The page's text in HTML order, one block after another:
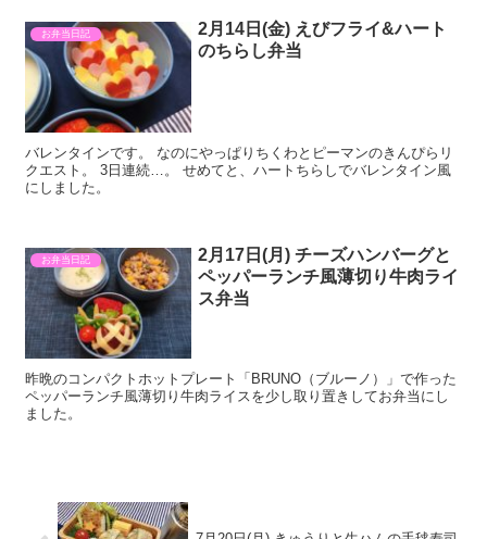
お弁当日記
2月14日(金) えびフライ&ハート
のちらし弁当
バレンタインです。 なのにやっぱりちくわとピーマンのきんぴらリ
クエスト。 3日連続…。 せめてと、ハートちらしでバレンタイン風
にしました。
お弁当日記
2月17日(月) チーズハンバーグと
ペッパーランチ風薄切り牛肉ライ
ス弁当
昨晩のコンパクトホットプレート「BRUNO（ブルーノ）」で作った
ペッパーランチ風薄切り牛肉ライスを少し取り置きしてお弁当にし
ました。